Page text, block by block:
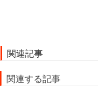
関連記事
関連する記事